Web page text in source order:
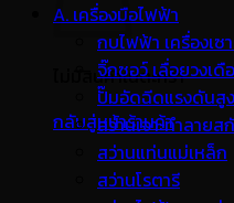
ไม่มีสินค้าในตะกร้า
กลับสู่หน้าร้านค้า
A. เครื่องมือไฟฟ้า
กบไฟฟ้า เครื่องเซ
จิ๊กซอว์ เลื่อยวงเดื
ปั๊มอัดฉีดแรงดันสูง
สว่านเจาะทำลายส
สว่านแท่นแม่เหล็ก
สว่านโรตารี